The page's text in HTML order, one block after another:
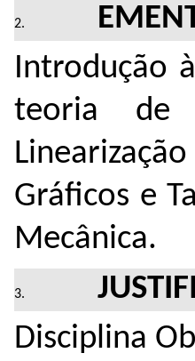
Introdução
teoria de
Gráficos e
Mecânica.
Disciplina